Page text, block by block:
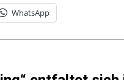
WhatsApp